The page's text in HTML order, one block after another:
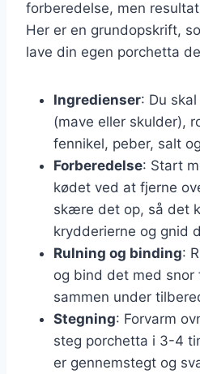
forberedelse, men
Her er en grundopskrift,
lave din egen porchetta
Ingredienser: Du
(mave eller skulder),
fennikel, peber, salt
Forberedelse: Start
kødet ved at fjerne
skære det op, så det
krydderierne og gnid
Rulning og binding:
og bind det med
sammen under
Stegning: Forvarm
steg porchetta i 3-4
er gennemstegt og